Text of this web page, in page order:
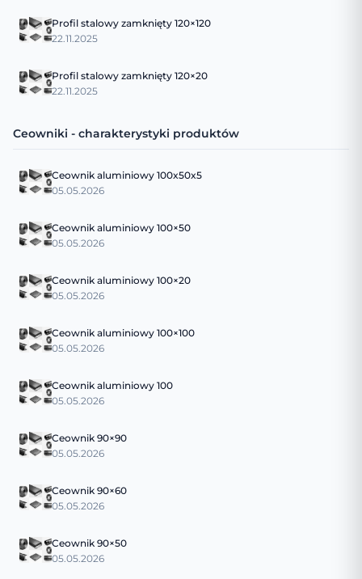
Profil stalowy zamknięty 120×120
22.11.2025
Profil stalowy zamknięty 120×20
22.11.2025
Ceowniki - charakterystyki produktów
Ceownik aluminiowy 100x50x5
05.05.2026
Ceownik aluminiowy 100×50
05.05.2026
Ceownik aluminiowy 100×20
05.05.2026
Ceownik aluminiowy 100×100
05.05.2026
Ceownik aluminiowy 100
05.05.2026
Ceownik 90×90
05.05.2026
Ceownik 90×60
05.05.2026
Ceownik 90×50
05.05.2026